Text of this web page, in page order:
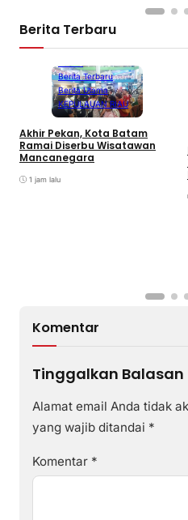
Berita Terbaru
Berita Terbaru
Berita Utama
KEPULAUAN RIAU
Akhir Pekan, Kota Batam
Ramai Diserbu Wisatawan
Mancanegara
1 jam lalu
Komentar
Tinggalkan Balasan
Alamat email Anda tidak
yang wajib ditandai *
Komentar *